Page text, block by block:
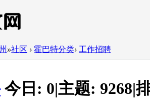
»社区 › 霍巴特分类› 工作招聘
今日: 0|主题: 9268|